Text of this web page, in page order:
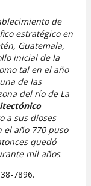
de
estratégico en
Guatemala,
inicial de la
tal en el año
de las
del río de La
a sus dioses
el año 770 puso
quedó
mil años.
7896.